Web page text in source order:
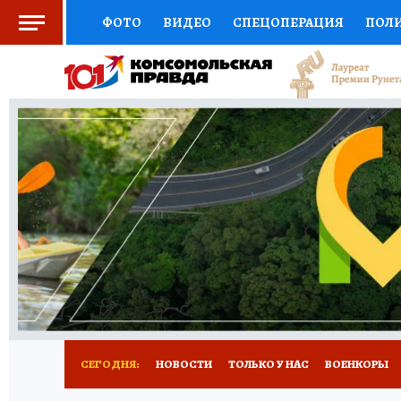
ФОТО ВИДЕО СПЕЦОПЕРАЦИЯ
СОЦПОДДЕРЖКА НАУКА СПОРТ
ВЫБОР ЭКСПЕРТОВ ДОКТОР
КНИЖНАЯ ПОЛКА ПРОГНОЗЫ НА СПОРТ
ПРЕСС-ЦЕНТР НЕДВИЖИМОСТЬ
РАДИО КП РЕКЛАМА ТЕСТЫ НОВОЕ
СЕГОДНЯ: НОВОСТИ ТОЛЬКО У НАС ВОЕНКОРЫ